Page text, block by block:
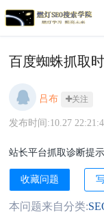
百度蜘蛛抓取
吕布 关注
发布时间:10.27
站长平台抓取诊断提
收藏问题
本问题来自分类: